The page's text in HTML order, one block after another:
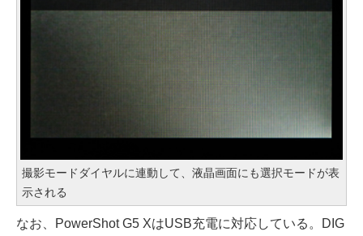
撮影モードダイヤルに連動して、液晶画面にも選択モードが表
示される
なお、PowerShot G5 XはUSB充電に対応している。DIG